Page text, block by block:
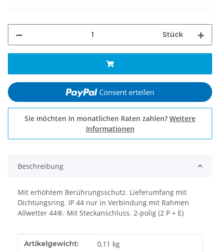
Stück
Consent erteilen
Sie möchten in monatlichen Raten zahlen? Weitere
Informationen
Beschreibung
Mit erhöhtem Berührungsschutz. Lieferumfang mit
Dichtungsring. IP 44 nur in Verbindung mit Rahmen
Allwetter 44®. Mit Steckanschluss. 2-polig (2 P + E)
Produkteigenschaft
Wert
Artikelgewicht: 0,11 kg